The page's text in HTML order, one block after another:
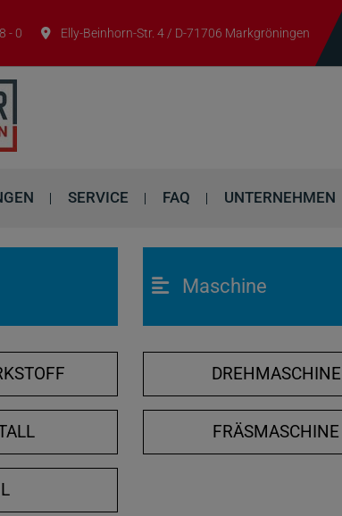
- 0 Elly-Beinhorn-Str. 4 / D-71706 Markgröningen
SERVICE FAQ UNTERNEHMEN
Maschine
DREHMASCHINE
FRÄSMASCHINE